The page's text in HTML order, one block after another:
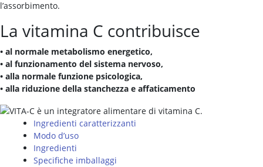
l’assorbimento.
La vitamina C contribuisce
• al normale metabolismo energetico,
• al funzionamento del sistema nervoso,
• alla normale funzione psicologica,
• alla riduzione della stanchezza e affaticamento
Ingredienti caratterizzanti
Modo d’uso
Ingredienti
Specifiche imballaggi